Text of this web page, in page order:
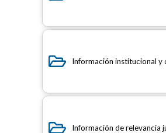
Información institucional y
Información de relevancia